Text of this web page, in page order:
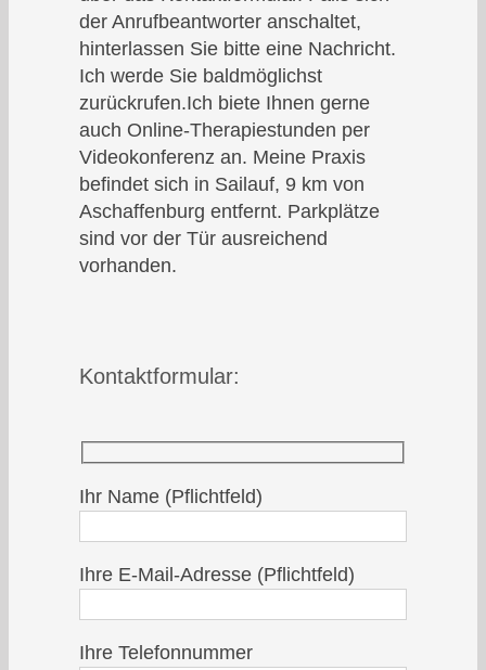
der Anrufbeantworter anschaltet,
hinterlassen Sie bitte eine Nachricht.
Ich werde Sie baldmöglichst
zurückrufen.Ich biete Ihnen gerne
auch Online-Therapiestunden per
Videokonferenz an. Meine Praxis
befindet sich in Sailauf, 9 km von
Aschaffenburg entfernt. Parkplätze
sind vor der Tür ausreichend
vorhanden.
Kontaktformular:
Ihr Name (Pflichtfeld)
Ihre E-Mail-Adresse (Pflichtfeld)
Ihre Telefonnummer